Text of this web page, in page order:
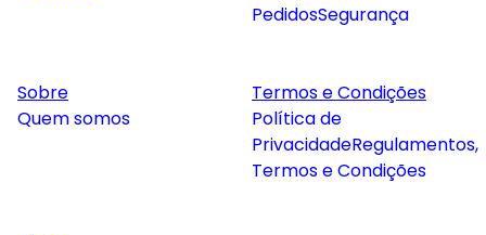
PedidosSegurança
Sobre
Quem somos
Termos e Condições
Política de
PrivacidadeRegulamentos,
Termos e Condições